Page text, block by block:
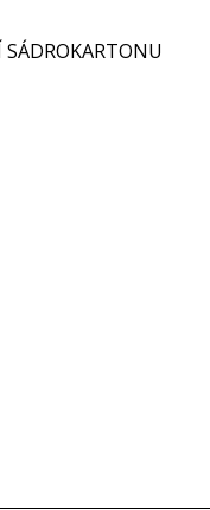
SÁDROKARTONU